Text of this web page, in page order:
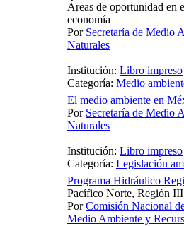
Áreas de oportunidad en
economía
Por Secretaría de Medio
Naturales
Institución: Libro impreso
Categoría: Medio
El medio ambiente en
Por Secretaría de Medio
Naturales
Institución: Libro impreso
Categoría: Legislación
Programa Hidráulico
Pacífico Norte, Región III
PorComisión Nacional
Medio Ambiente y